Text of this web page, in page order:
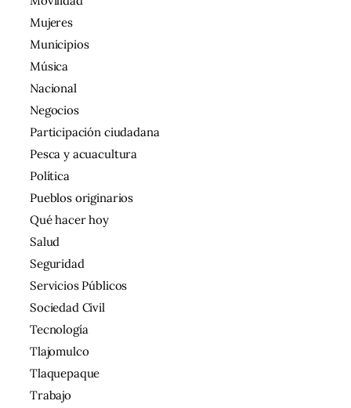
Mujeres
Municipios
Música
Nacional
Negocios
Participación ciudadana
Pesca y acuacultura
Política
Pueblos originarios
Qué hacer hoy
Salud
Seguridad
Servicios Públicos
Sociedad Civil
Tecnología
Tlajomulco
Tlaquepaque
Trabajo